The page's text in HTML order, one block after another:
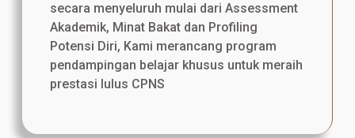
secara menyeluruh mulai dari Assessment
Akademik, Minat Bakat dan Profiling
Potensi Diri, Kami merancang program
pendampingan belajar khusus untuk meraih
prestasi lulus CPNS